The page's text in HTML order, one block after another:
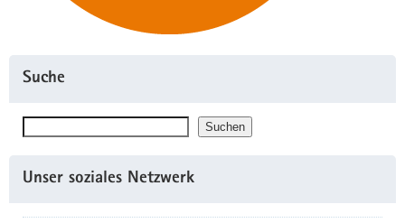
Suche
Suchen
Unser soziales Netzwerk